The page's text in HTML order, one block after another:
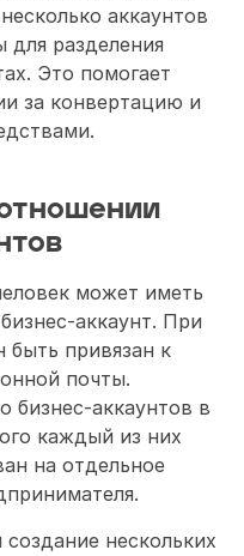
аккаунтов
для разделения
Это помогает
за конвертацию и
может иметь
аккаунт. При
привязан к
почты.
бизнес-аккаунтов в
каждый из них
на отдельное
нескольких